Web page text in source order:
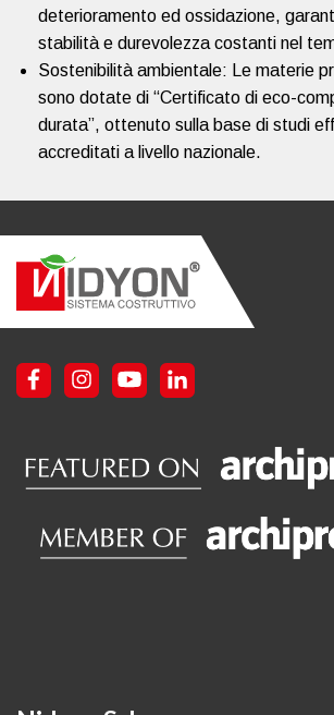
deterioramento ed ossidazione,
stabilità e durevolezza costanti nel
Sostenibilità ambientale: Le materie
sono dotate di “Certificato di eco-
durata”, ottenuto sulla base di studi
accreditati a livello nazionale.